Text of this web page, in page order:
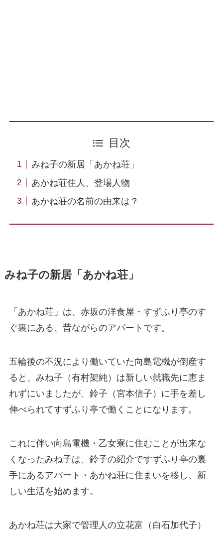
目次
みね子の新居「あかね荘」
あかね荘住人、登場人物
あかね荘の名前の由来は？
みね子の新居「あかね荘」
「あかね荘」は、赤坂の洋食屋・すずふり亭のす
ぐ裏にある、昔ながらのアパートです。
五輪後の不況により働いていた向島電機が倒産す
ると、みね子（有村架純）は新しい就職先に恵ま
れずにいましたが、鈴子（宮本信子）に手を差し
伸べられてすずふり亭で働くことになります。
これに伴い向島電機・乙女寮に住むことが出来な
くなったみね子は、鈴子の紹介ですずふり亭の裏
手にあるアパート・あかね荘に住まいを移し、新
しい生活を始めます。
あかね荘は大家で管理人の立花富（白石加代子）